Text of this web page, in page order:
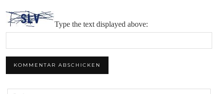
Type the text displayed above: